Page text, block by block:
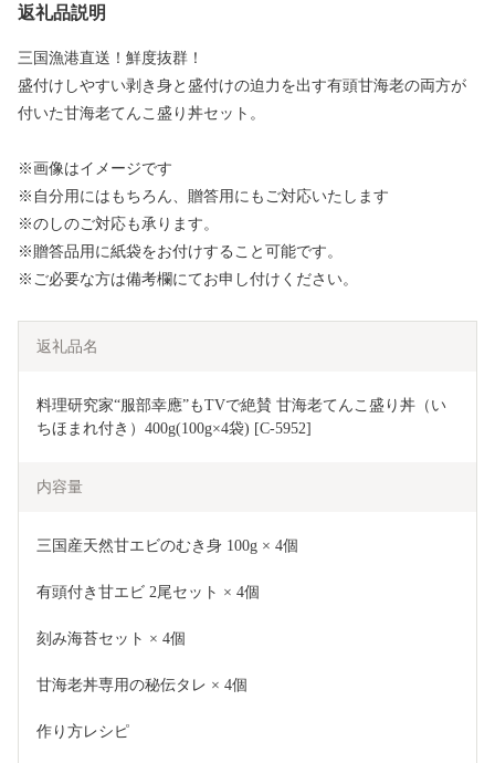
返礼品説明
三国漁港直送！鮮度抜群！
盛付けしやすい剥き身と盛付けの迫力を出す有頭甘海老の両方が
付いた甘海老てんこ盛り丼セット。
※画像はイメージです
※自分用にはもちろん、贈答用にもご対応いたします
※のしのご対応も承ります。
※贈答品用に紙袋をお付けすること可能です。
※ご必要な方は備考欄にてお申し付けください。
返礼品名
料理研究家“服部幸應”もTVで絶賛 甘海老てんこ盛り丼（い
ちほまれ付き）400g(100g×4袋) [C-5952]
内容量
三国産天然甘エビのむき身 100g × 4個
有頭付き甘エビ 2尾セット × 4個
刻み海苔セット × 4個
甘海老丼専用の秘伝タレ × 4個
作り方レシピ